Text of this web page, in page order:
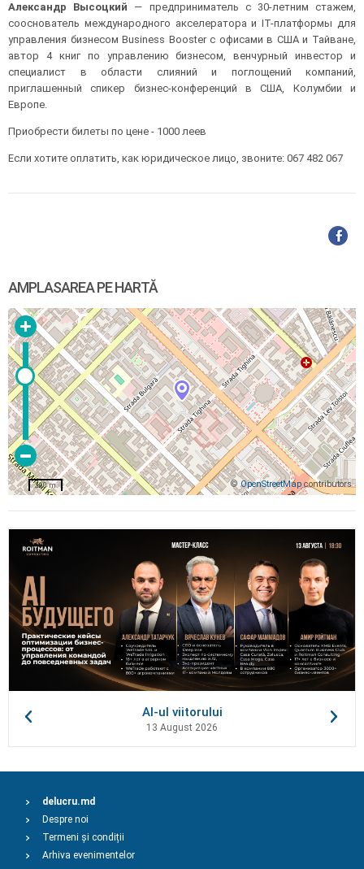
Александр Высоцкий — предприниматель с 30-летним стажем,
сооснователь международного акселератора и IT-платформы для
управления бизнесом Business Booster c офисами в США и Тайване,
автор 4 книг по управлению бизнесом, венчурный инвестор и
специалист в области слияний и поглощений компаний,
приглашенный спикер бизнес-конференций в США, Колумбии и
Европе.
Приобрести билеты по цене - 1000 леев
Если хотите оплатить, как юридическое лицо, звоните: 067 482 067
AMPLASAREA PE HARTĂ
© OpenStreetMap contributors
200 m
AI-ul viitorului
13 August 2026
delucru.md
Despre noi
Termeni și condiții
Arhiva evenimentelor